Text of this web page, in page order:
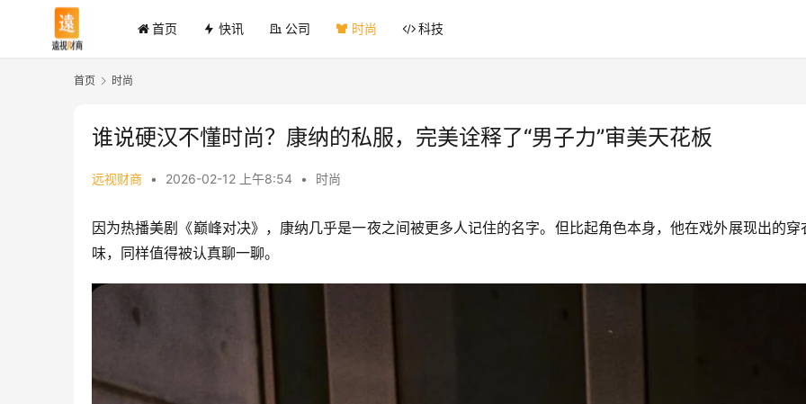
首页 快讯 公司 时尚 科技
首页 时尚
谁说硬汉不懂时尚？康纳的私服，完美诠释了“男子力”审美天花板
远视财商 • 2026-02-12 上午8:54 • 时尚
因为热播美剧《巅峰对决》，康纳几乎是一夜之间被更多人记住的名字。但比起角色本身，他在戏外展现出的穿
味，同样值得被认真聊一聊。